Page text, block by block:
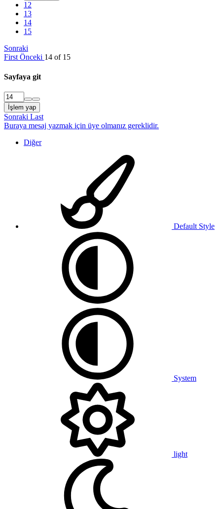
12
13
14
15
Sonraki
First Önceki 14 of 15
Sayfaya git
İşlem yap
Sonraki Last
Buraya mesaj yazmak için üye olmanız gereklidir.
Diğer
Default Style
System
light